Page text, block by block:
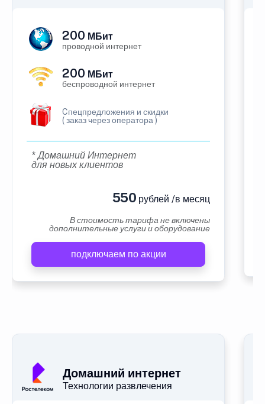
200 МБит
проводной интернет
200 МБит
беспроводной интернет
Cпецпредложения и скидки
( заказ через оператора )
* Домашний Интернет
для новых клиентов
550 рублей /в месяц
В стоимость тарифа не включены
дополнительные услуги и оборудование
подключаем по акции
Домашний интернет
Технологии развлечения